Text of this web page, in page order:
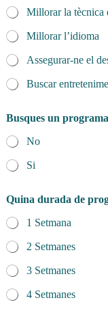
Millorar la tècnica
Millorar l’idioma
Assegurar-ne el
Buscar
Busques un
No
Si
Quina durada de
1 Setmana
2 Setmanes
3 Setmanes
4 Setmanes